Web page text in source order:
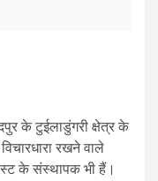
के टुईलाडुंगरी क्षेत्र के
रखने वाले
के संस्थापक भी हैं।